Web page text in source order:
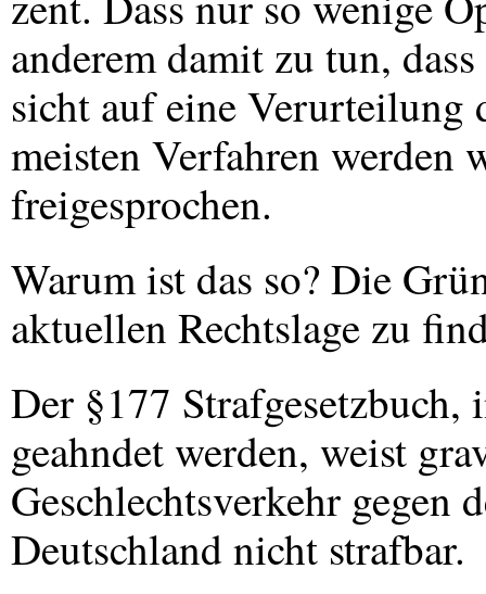
anderem damit zu tun,
sicht auf eine Verurteilung
meisten Verfahren werden
freigesprochen.
Warum ist das so? Die
aktuellen Rechtslage zu
Der §177
geahndet werden, weist
Geschlechtsverkehr gegen
Deutschland nicht strafbar.